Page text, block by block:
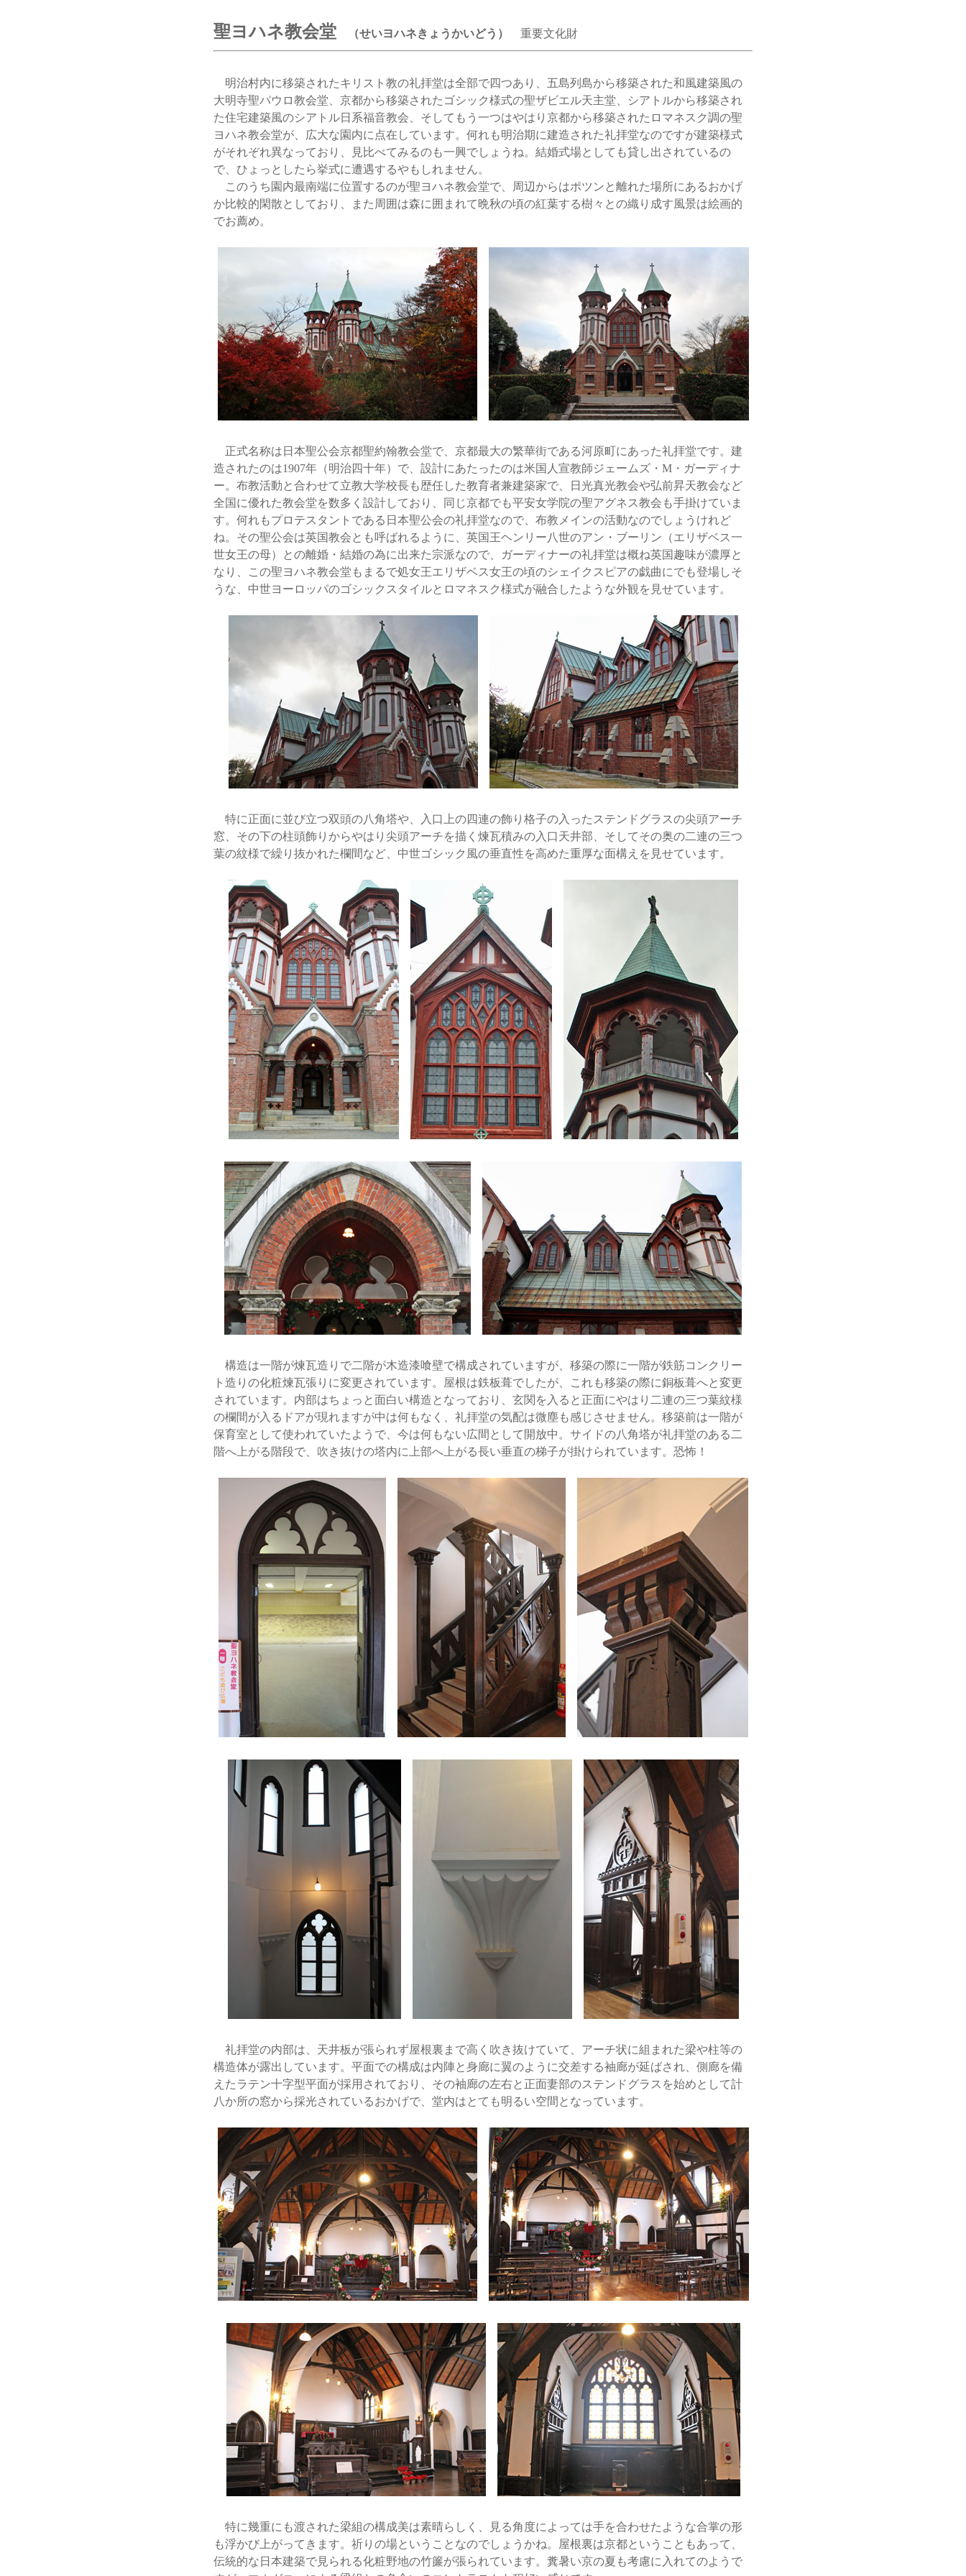
聖ヨハネ教会堂 （せいヨハネきょうかいどう） 重要文化財
明治村内に移築されたキリスト教の礼拝堂は全部で四つあり、五島列島から移築された和風建築風の
大明寺聖パウロ教会堂、京都から移築されたゴシック様式の聖ザビエル天主堂、シアトルから移築され
た住宅建築風のシアトル日系福音教会、そしてもう一つはやはり京都から移築されたロマネスク調の聖
ヨハネ教会堂が、広大な園内に点在しています。何れも明治期に建造された礼拝堂なのですが建築様式
がそれぞれ異なっており、見比べてみるのも一興でしょうね。結婚式場としても貸し出されているの
で、ひょっとしたら挙式に遭遇するやもしれません。
このうち園内最南端に位置するのが聖ヨハネ教会堂で、周辺からはポツンと離れた場所にあるおかげ
か比較的閑散としており、また周囲は森に囲まれて晩秋の頃の紅葉する樹々との織り成す風景は絵画的
でお薦め。
正式名称は日本聖公会京都聖約翰教会堂で、京都最大の繁華街である河原町にあった礼拝堂です。建
造されたのは1907年（明治四十年）で、設計にあたったのは米国人宣教師ジェームズ・M・ガーディナ
ー。布教活動と合わせて立教大学校長も歴任した教育者兼建築家で、日光真光教会や弘前昇天教会など
全国に優れた教会堂を数多く設計しており、同じ京都でも平安女学院の聖アグネス教会も手掛けていま
す。何れもプロテスタントである日本聖公会の礼拝堂なので、布教メインの活動なのでしょうけれど
ね。その聖公会は英国教会とも呼ばれるように、英国王ヘンリー八世のアン・ブーリン（エリザベス一
世女王の母）との離婚・結婚の為に出来た宗派なので、ガーディナーの礼拝堂は概ね英国趣味が濃厚と
なり、この聖ヨハネ教会堂もまるで処女王エリザベス女王の頃のシェイクスピアの戯曲にでも登場しそ
うな、中世ヨーロッパのゴシックスタイルとロマネスク様式が融合したような外観を見せています。
特に正面に並び立つ双頭の八角塔や、入口上の四連の飾り格子の入ったステンドグラスの尖頭アーチ
窓、その下の柱頭飾りからやはり尖頭アーチを描く煉瓦積みの入口天井部、そしてその奥の二連の三つ
葉の紋様で繰り抜かれた欄間など、中世ゴシック風の垂直性を高めた重厚な面構えを見せています。
構造は一階が煉瓦造りで二階が木造漆喰壁で構成されていますが、移築の際に一階が鉄筋コンクリー
ト造りの化粧煉瓦張りに変更されています。屋根は鉄板葺でしたが、これも移築の際に銅板葺へと変更
されています。内部はちょっと面白い構造となっており、玄関を入ると正面にやはり二連の三つ葉紋様
の欄間が入るドアが現れますが中は何もなく、礼拝堂の気配は微塵も感じさせません。移築前は一階が
保育室として使われていたようで、今は何もない広間として開放中。サイドの八角塔が礼拝堂のある二
階へ上がる階段で、吹き抜けの塔内に上部へ上がる長い垂直の梯子が掛けられています。恐怖！
礼拝堂の内部は、天井板が張られず屋根裏まで高く吹き抜けていて、アーチ状に組まれた梁や柱等の
構造体が露出しています。平面での構成は内陣と身廊に翼のように交差する袖廊が延ばされ、側廊を備
えたラテン十字型平面が採用されており、その袖廊の左右と正面妻部のステンドグラスを始めとして計
八か所の窓から採光されているおかげで、堂内はとても明るい空間となっています。
特に幾重にも渡された梁組の構成美は素晴らしく、見る角度によっては手を合わせたような合掌の形
も浮かび上がってきます。祈りの場ということなのでしょうかね。屋根裏は京都ということもあって、
伝統的な日本建築で見られる化粧野地の竹簾が張られています。糞暑い京の夏も考慮に入れてのようで